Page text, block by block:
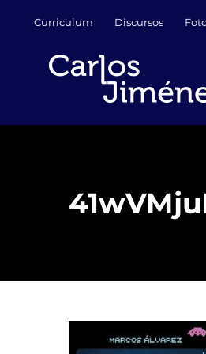
contenido
Curriculum Discursos